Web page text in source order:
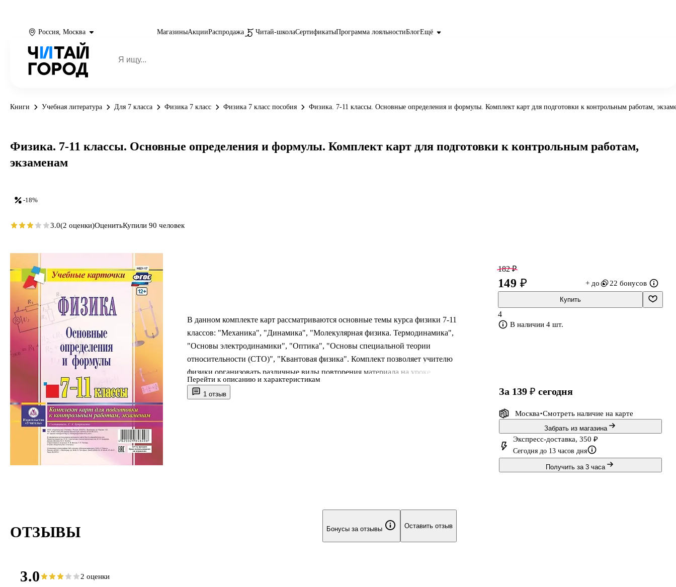
Россия, Москва МагазиныАкцииРаспродажа Читай-школаСертификатыПрограмма лояльностиБлогЕщё
Книги Учебная литература Для 7 класса Физика 7 класс Физика 7 класс пособия Физика. 7-11 классы. Основные определения и формулы. Комплект карт для подготовки к контрольным работам,
1 отзыв
В данном комплекте карт рассматриваются основные темы курса физики 7-11
классов: "Механика", "Динамика", "Молекулярная физика. Термодинамика",
"Основы электродинамики", "Оптика", "Основы специальной теории
относительности (СТО)", "Квантовая физика". Комплект позволяет учителю
физики организовать различные виды повторения материала на уроке,
рекомендовано ФГОС: повторение в начале учебного года, текущее
повторение всего, ранее пройденного; обобщающее и систематизирующее
Перейти к описанию и характеристикам
-18%
Физика. 7-11 классы. Основные определения и формулы. Комплект карт для подготовки к контрольным работам,
экзаменам
3.0(2 оценки)ОценитьКупили 90 человек
182 ₽
149 ₽ + до 22 бонусов
Купить
4
В наличии 4 шт.
за 139 ₽ сегодня
Москва Смотреть наличие на карте
Забрать из магазина
Экспресс-доставка, 350 ₽
Сегодня до 13 часов дня
Получить за 3 часа
ОТЗЫВЫ Бонусы за отзывы Оставить отзыв
3.0 2 оценки